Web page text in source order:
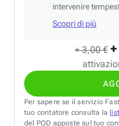
+ 3,00 €
intervenire
Scopri di più
Per sapere se il servizio
tuo contatore consulta la
del POD apposte sul tuo